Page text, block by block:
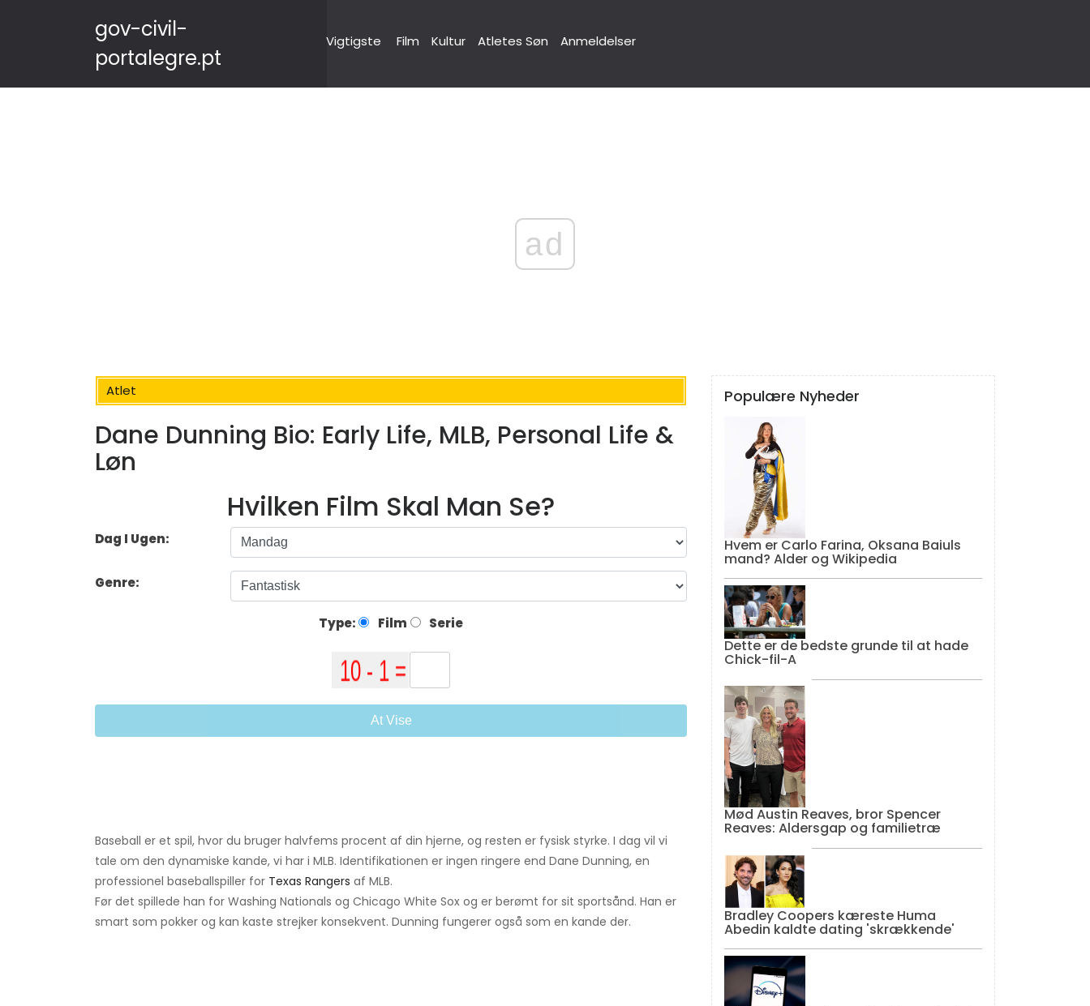
gov-civil-
portalegre.pt
Vigtigste Film Kultur Atletes Søn Anmeldelser
ad
Atlet
Dane Dunning Bio: Early Life, MLB, Personal Life &
Løn
Hvilken Film Skal Man Se?
Dag I Ugen:
Genre:
Type: Film Serie
At Vise
Baseball er et spil, hvor du bruger halvfems procent af din hjerne, og resten er fysisk styrke. I dag vil vi
tale om den dynamiske kande, vi har i MLB. Identifikationen er ingen ringere end Dane Dunning, en
professionel baseballspiller for Texas Rangers af MLB.
Før det spillede han for Washing Nationals og Chicago White Sox og er berømt for sit sportsånd. Han er
smart som pokker og kan kaste strejker konsekvent. Dunning fungerer også som en kande der.
Populære Nyheder
Hvem er Carlo Farina, Oksana Baiuls
mand? Alder og Wikipedia
Dette er de bedste grunde til at hade
Chick-fil-A
Mød Austin Reaves, bror Spencer
Reaves: Aldersgap og familietræ
Bradley Coopers kæreste Huma
Abedin kaldte dating 'skrækkende'